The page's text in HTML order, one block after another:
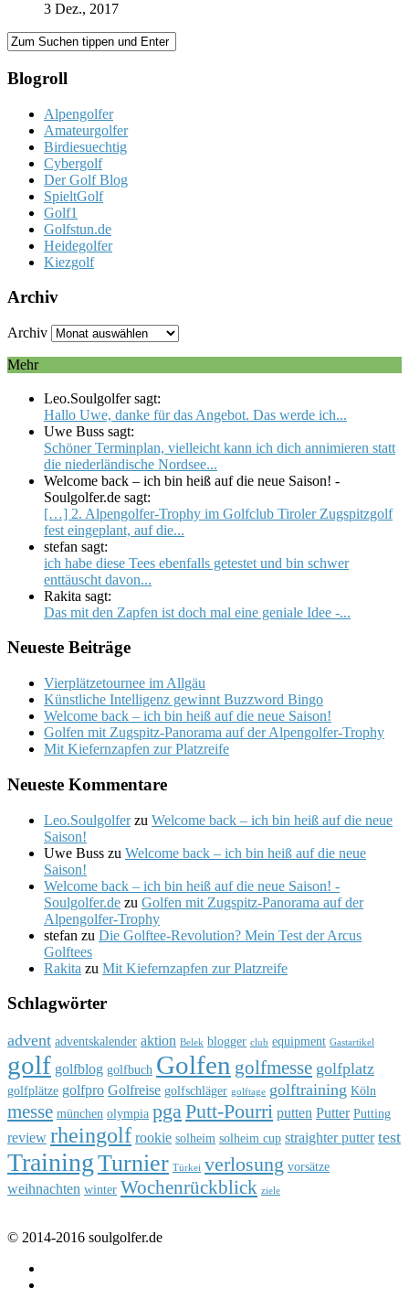
3 Dez., 2017
Blogroll
Alpengolfer
Amateurgolfer
Birdiesuechtig
Cybergolf
Der Golf Blog
SpieltGolf
Golf1
Golfstun.de
Heidegolfer
Kiezgolf
Archiv
Archiv
Mehr
Leo.Soulgolfer sagt:
Hallo Uwe, danke für das Angebot. Das werde ich...
Uwe Buss sagt:
Schöner Terminplan, vielleicht kann ich dich annimieren statt
die niederländische Nordsee...
Welcome back – ich bin heiß auf die neue Saison! -
Soulgolfer.de sagt:
[…] 2. Alpengolfer-Trophy im Golfclub Tiroler Zugspitzgolf
fest eingeplant, auf die...
stefan sagt:
ich habe diese Tees ebenfalls getestet und bin schwer
enttäuscht davon...
Rakita sagt:
Das mit den Zapfen ist doch mal eine geniale Idee -...
Neueste Beiträge
Vierplätzetournee im Allgäu
Künstliche Intelligenz gewinnt Buzzword Bingo
Welcome back – ich bin heiß auf die neue Saison!
Golfen mit Zugspitz-Panorama auf der Alpengolfer-Trophy
Mit Kiefernzapfen zur Platzreife
Neueste Kommentare
Leo.Soulgolferzu Welcome back – ich bin heiß auf die neue
Saison!
Uwe Buss zu Welcome back – ich bin heiß auf die neue
Saison!
Welcome back – ich bin heiß auf die neue Saison! -
Soulgolfer.de zu Golfen mit Zugspitz-Panorama auf der
Alpengolfer-Trophy
stefan zu Die Golftee-Revolution? Mein Test der Arcus
Golftees
Rakita zu Mit Kiefernzapfen zur Platzreife
Schlagwörter
advent adventskalender aktion Belek blogger club equipment Gastartikel
golf golfblog golfbuch Golfen golfmesse golfplatz
golfplätze golfpro Golfreise golfschläger golftage golftraining Köln
messe münchen olympia pga Putt-Pourri putten Putter Putting
review rheingolf rookie solheim solheim cup straighter putter test
TrainingTurnier Türkei verlosung vorsätze
weihnachten winter Wochenrückblick ziele
© 2014-2016 soulgolfer.de